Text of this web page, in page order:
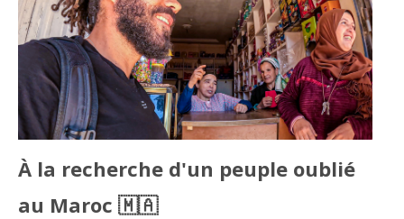
À la recherche d'un peuple oublié
au Maroc 🇲🇦